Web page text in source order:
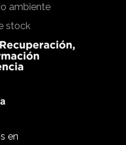
ambiente
stock
en